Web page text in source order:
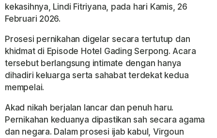
kekasihnya, Lindi Fitriyana, pada hari Kamis, 26
Februari 2026.
Prosesi pernikahan digelar secara tertutup dan
khidmat di Episode Hotel Gading Serpong. Acara
tersebut berlangsung intimate dengan hanya
dihadiri keluarga serta sahabat terdekat kedua
mempelai.
Akad nikah berjalan lancar dan penuh haru.
Pernikahan keduanya dipastikan sah secara agama
dan negara. Dalam prosesi ijab kabul, Virgoun